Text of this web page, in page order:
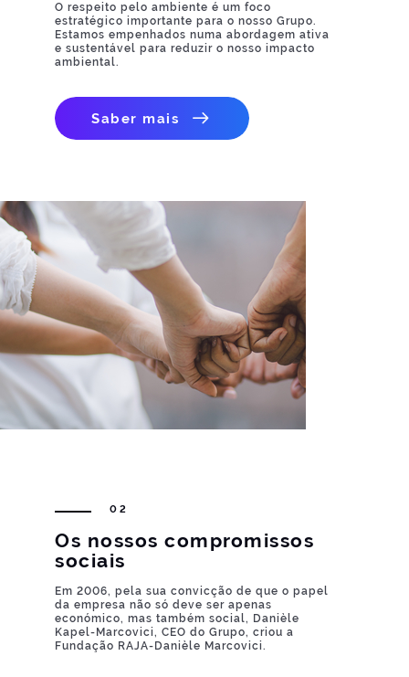
O respeito pelo ambiente é um foco
estratégico importante para o nosso Grupo.
Estamos empenhados numa abordagem ativa
e sustentável para reduzir o nosso impacto
ambiental.
Saber mais
02
Os nossos compromissos
sociais
Em 2006, pela sua convicção de que o papel
da empresa não só deve ser apenas
económico, mas também social, Danièle
Kapel-Marcovici, CEO do Grupo, criou a
Fundação RAJA-Danièle Marcovici.